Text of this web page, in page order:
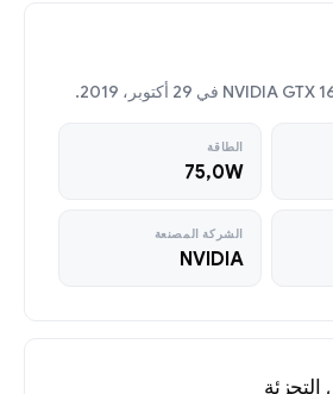
الطاقة
75,0W
الشركة المصنعة
NVIDIA